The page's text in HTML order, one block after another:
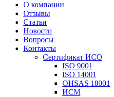
О компании
Отзывы
Статьи
Новости
Вопросы
Контакты
Сертификат ИСО
ISO 9001
ISO 14001
OHSAS 18001
ИСМ